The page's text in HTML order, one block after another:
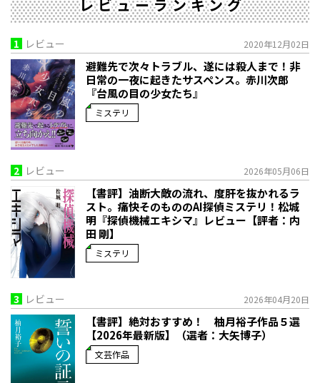
レビューランキング
1 レビュー 2020年12月02日
避難先で次々トラブル、遂には殺人まで！非
日常の一夜に起きたサスペンス。赤川次郎
『台風の目の少女たち』
ミステリ
2 レビュー 2026年05月06日
【書評】油断大敵の流れ、度肝を抜かれるラ
スト。痛快そのもののAI探偵ミステリ！――松城
明『探偵機械エキシマ』レビュー【評者：内
田 剛】
ミステリ
3 レビュー 2026年04月20日
【書評】絶対おすすめ！ 柚月裕子作品５選
【2026年最新版】（選者：大矢博子）
文芸作品